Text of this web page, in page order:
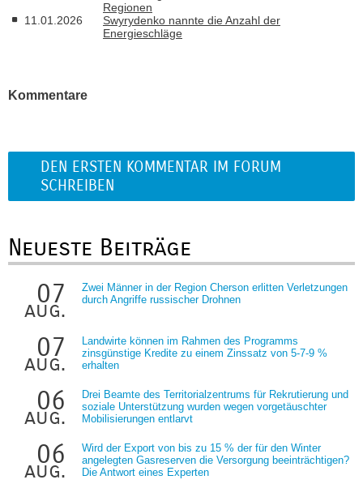
Regionen
11.01.2026
Swyrydenko nannte die Anzahl der
Energieschläge
Kommentare
DEN ERSTEN KOMMENTAR IM FORUM
SCHREIBEN
Neueste Beiträge
07
aug.
Zwei Männer in der Region Cherson erlitten Verletzungen
durch Angriffe russischer Drohnen
07
aug.
Landwirte können im Rahmen des Programms
zinsgünstige Kredite zu einem Zinssatz von 5-7-9 %
erhalten
06
aug.
Drei Beamte des Territorialzentrums für Rekrutierung und
soziale Unterstützung wurden wegen vorgetäuschter
Mobilisierungen entlarvt
06
aug.
Wird der Export von bis zu 15 % der für den Winter
angelegten Gasreserven die Versorgung beeinträchtigen?
Die Antwort eines Experten